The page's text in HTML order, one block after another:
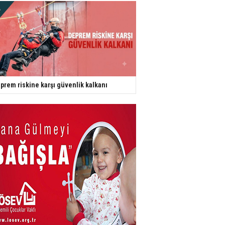
riskine karşı güvenlik kalkanı